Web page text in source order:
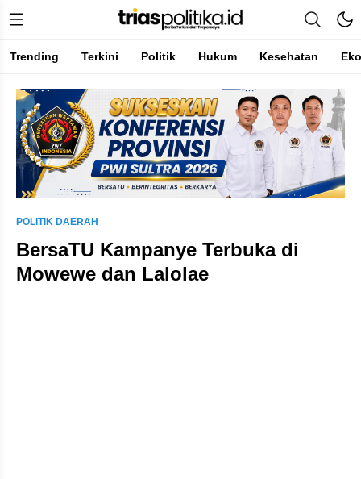
Berita Terkini & Terpercaya
Trending Terkini Politik Hukum Kesehatan
POLITIK DAERAH
BersaTU Kampanye Terbuka di
Mowewe dan Lalolae